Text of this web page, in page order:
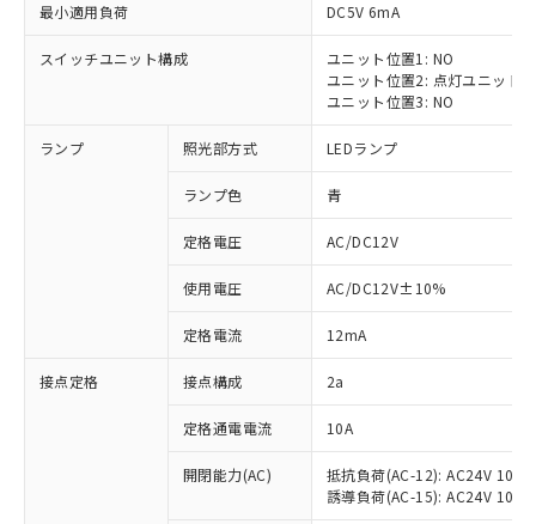
最小適用負荷 DC5V 6mA
スイッチユニット構成
ユニット位置1: NO
ユニット位置2: 点灯ユニット
ユニット位置3: NO
ランプ 照光部方式 LEDランプ
ランプ色 青
定格電圧 AC/DC12V
使用電圧 AC/DC12V±10%
定格電流 12mA
接点定格 接点構成 2a
定格通電電流 10A
開閉能力(AC)
抵抗負荷(AC-12): AC24V 10A/
誘導負荷(AC-15): AC24V
ご利用条件
以下の条件をお読みいただき、同意のうえ
※1 対応状況
対応済み：EU RoHS指令（10物質）の
非含有に対応した製品が提供可能な商品で
す。
対応予定：EU RoHS指令（10物質）の非含
有に対応した製品に切り替える予定のある
対応予定なし：EU RoHS指令（10物質）の
非含有に非対応の商品で、対応品を出す予